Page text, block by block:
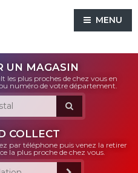
MENU
UN MAGASIN
les plus proches de chez vous en
numéro de votre département.
COLLECT
par téléphone puis venez la retirer
la plus proche de chez vous.